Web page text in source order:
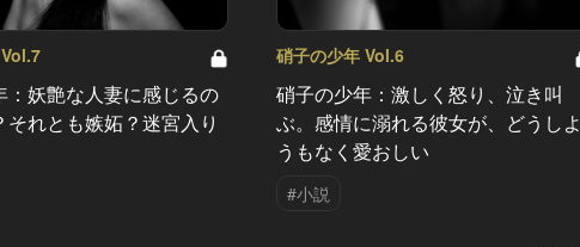
：妖艶な人妻に感じるの
れとも嫉妬？迷宮入り
硝子の少年 Vol.6
硝子の少年：激しく怒り、泣き叫
ぶ。感情に溺れる彼女が、どうしよ
うもなく愛おしい
#小説